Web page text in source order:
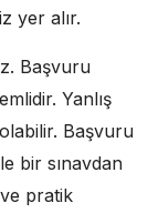
yer alır.
Başvuru
Yanlış
Başvuru
bir sınavdan
pratik